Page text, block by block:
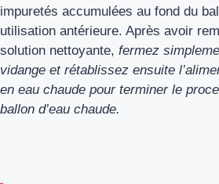
impuretés accumulées au fond du
utilisation antérieure. Après avoir
solution nettoyante, fermez
vidange et rétablissez ensuite
en eau chaude pour terminer le
ballon d’eau chaude.